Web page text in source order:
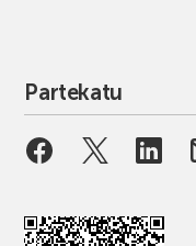
Partekatu